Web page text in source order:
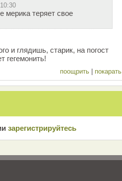
мерика теряет свое
и глядишь, старик, на погост
гегемонить!
поощрить покарать
зарeгиcтрирyйтeсь